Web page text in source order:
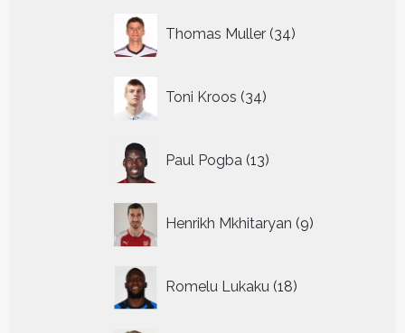
Thomas Muller 34
producten
Toni Kroos 34
producten
Paul Pogba 13
producten
Henrikh Mkhitaryan 9
producten
Romelu Lukaku 18
producten